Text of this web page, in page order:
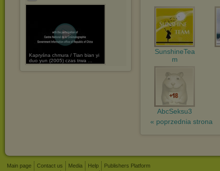
Kapryśna chmura / Tian bian yi
duo yun (2005) czas trwa ...
SunshineTea
m
AbcSeksu3
« poprzednia strona
Main page Contact us Media Help
Publishers Platform